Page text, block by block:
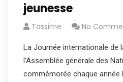
jeunesse
Tossime No
La Journée internationale de
l’Assemblée générale des
commémorée chaque année